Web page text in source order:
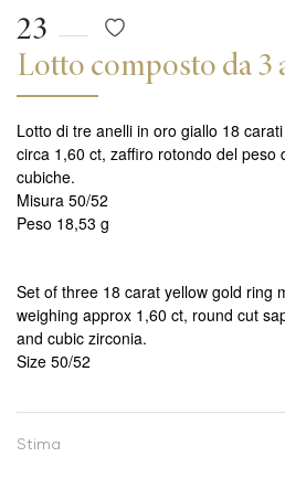
23
Lotto composto da 3
Lotto di tre anelli in oro giallo 18
circa 1,60 ct, zaffiro rotondo del peso
cubiche.
Misura 50/52
Peso 18,53 g
Set of three 18 carat yellow gold ring
weighing approx 1,60 ct, round cut
and cubic zirconia.
Size 50/52
Stima